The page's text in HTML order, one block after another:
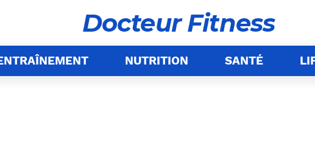
Docteur Fitness
NUTRITION SANTÉ